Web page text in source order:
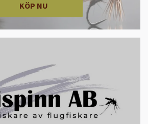
KÖP NU